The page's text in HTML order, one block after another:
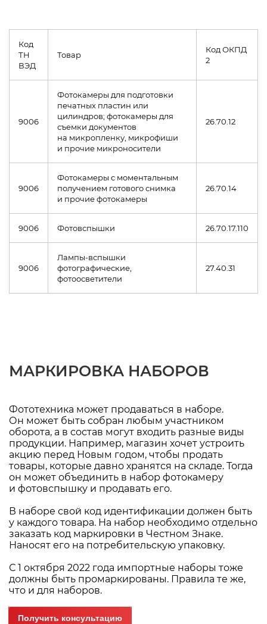
Код
ТН
ВЭД
Товар
Код ОКПД
2
9006
Фотокамеры для подготовки
печатных пластин или
цилиндров; фотокамеры для
съемки документов
на микропленку, микрофиши
и прочие микроносители
26.70.12
9006
Фотокамеры с моментальным
получением готового снимка
и прочие фотокамеры
26.70.14
9006 Фотовспышки 26.70.17.110
9006
Лампы-вспышки
фотографические,
фотоосветители
27.40.31
МАРКИРОВКА НАБОРОВ
Фототехника может продаваться в наборе.
Он может быть собран любым участником
оборота, а в состав могут входить разные виды
продукции. Например, магазин хочет устроить
акцию перед Новым годом, чтобы продать
товары, которые давно хранятся на складе. Тогда
он может объединить в набор фотокамеру
и фотовспышку и продавать его.
В наборе свой код идентификации должен быть
у каждого товара. На набор необходимо отдельно
заказать код маркировки в Честном Знаке.
Наносят его на потребительскую упаковку.
С 1 октября 2022 года импортные наборы тоже
должны быть промаркированы. Правила те же,
что и для наборов.
Получить консультацию